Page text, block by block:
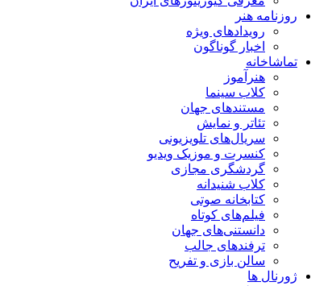
روزنامه هنر
رویدادهای ویژه
اخبار گوناگون
تماشاخانه
هنرآموز
کلاب سینما
مستندهای جهان
تئاتر و نمایش
سریال‌های تلویزیونی
کنسرت و موزیک ویدیو
گردشگری مجازی
کلاب شنیدانه
کتابخانه صوتی
فیلم‌های کوتاه
دانستنی‌های جهان
ترفندهای جالب
سالن بازی و تفریح
ژورنال ها